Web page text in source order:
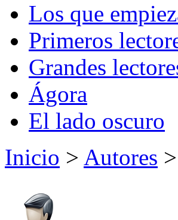
Los que
Primeros
Grandes
Ágora
El lado oscuro
Inicio > Autores